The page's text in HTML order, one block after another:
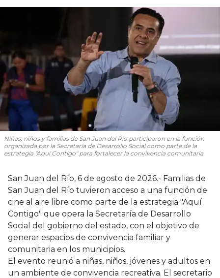
Niñas, niños y familias de San Juan del Río participaron en la función
organizada por la Secretaría de Desarrollo Social como parte de la
estrategia "Aquí Contigo" para fortalecer la convivencia comunitaria.
San Juan del Río, 6 de agosto de 2026.- Familias de
San Juan del Río tuvieron acceso a una función de
cine al aire libre como parte de la estrategia "Aquí
Contigo" que opera la Secretaría de Desarrollo
Social del gobierno del estado, con el objetivo de
generar espacios de convivencia familiar y
comunitaria en los municipios.
El evento reunió a niñas, niños, jóvenes y adultos en
un ambiente de convivencia recreativa. El secretario